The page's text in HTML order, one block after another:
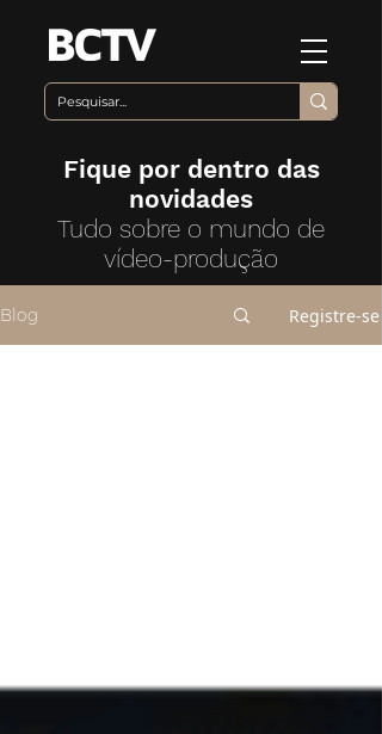
Fique por dentro das
novidades
Tudo sobre o mundo de
vídeo-produção
Blog Registre-se